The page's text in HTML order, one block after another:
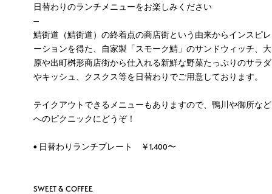
日替わりのランチメニューをお楽しみください
—
鯖街道（鯖街道）の終着点の商店街という由来からインスピレ
ーションを得た、自家製「スモーク鯖」のサンドウィッチ、大
原や出町桝形商店街から仕入れる新鮮な野菜たっぷりのサラダ
やキッシュ、クスクス等を日替わりでご用意しております。
テイクアウトできるメニューもありますので、鴨川や御所など
へのピクニックにどうぞ！
• 日替わりランチプレート ￥1,400〜
SWEET & COFFEE